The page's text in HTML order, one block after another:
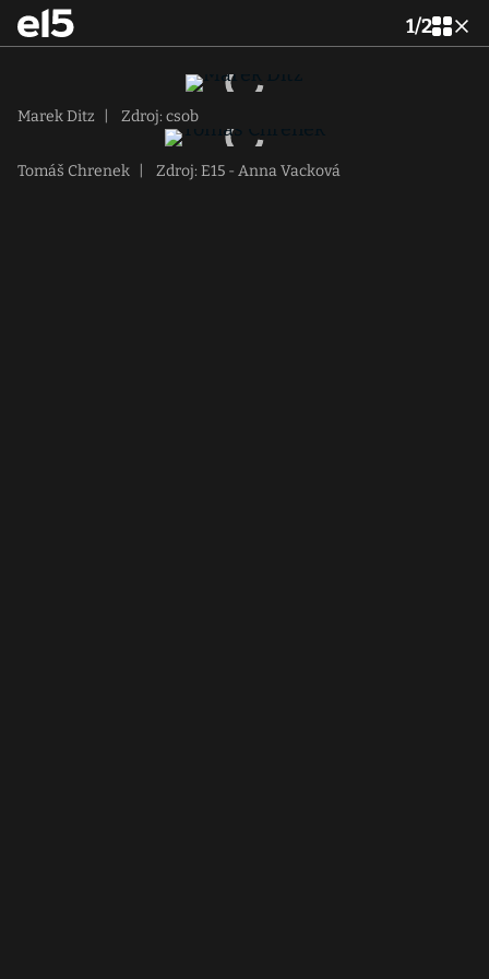
1/2
Marek Ditz Zdroj: csob
Tomáš Chrenek Zdroj: E15 - Anna Vacková